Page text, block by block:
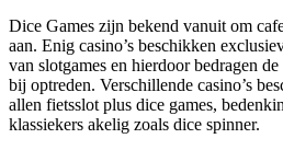
Dice Games zijn bekend vanuit om
aan. Enig casino’s beschikken
van slotgames en hierdoor bedragen
bij optreden. Verschillende casino’s
allen fietsslot plus dice games,
klassiekers akelig zoals dice spinner.